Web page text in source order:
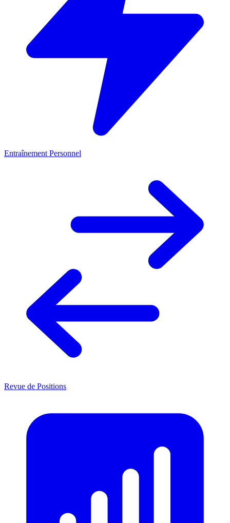
Entraînement Personnel
Revue de Positions